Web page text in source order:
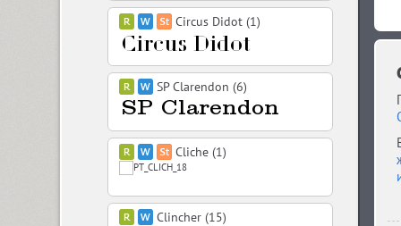
Circus Didot (1)
SP Clarendon (6)
Cliche (1)
Clincher (15)